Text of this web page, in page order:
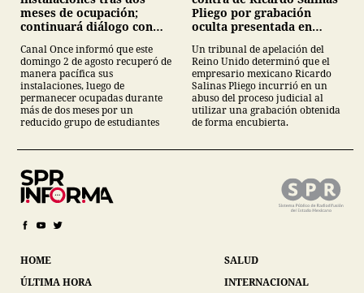
meses de ocupación;
continuará diálogo con
Canal Once informó que este
domingo 2 de agosto recuperó de
manera pacífica sus
instalaciones, luego de
permanecer ocupadas durante
más de dos meses por un
reducido grupo de estudiantes
Pliego por grabación
oculta presentada en
Un tribunal de apelación del
Reino Unido determinó que el
empresario mexicano Ricardo
Salinas Pliego incurrió en un
abuso del proceso judicial al
utilizar una grabación obtenida
de forma encubierta.
HOME
ÚLTIMA HORA
SALUD
INTERNACIONAL